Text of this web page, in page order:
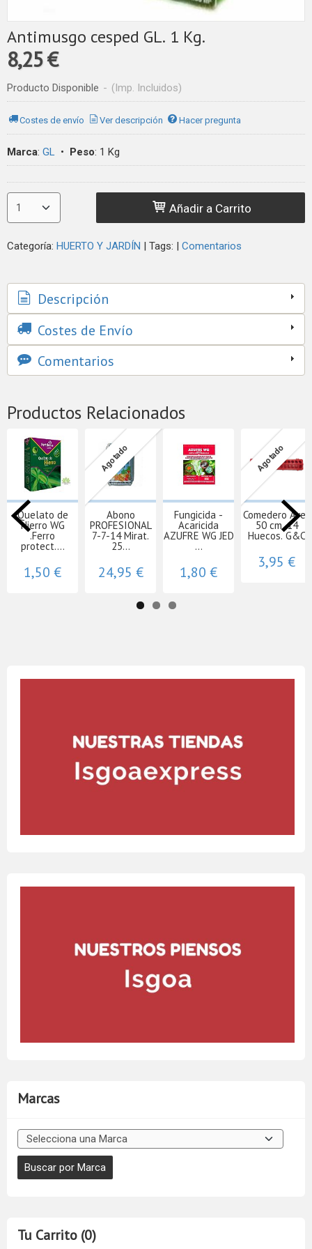
Marcas
Tu Carrito (0)
Antimusgo cesped GL. 1 Kg.
8,25 €
Producto Disponible - (Imp. Incluidos)
Costes de envío Ver descripción Hacer pregunta
Marca: GL • Peso: 1 Kg
Añadir a Carrito
Categoría: HUERTO Y JARDÍN | Tags: | Comentarios
Descripción
Costes de Envío
Comentarios
Productos Relacionados
Quelato de
Hierro WG
.Ferro
protect....
1,50 €
Agotado
Abono
PROFESIONAL
7-7-14 Mirat.
25...
24,95 €
Fungicida -
Acaricida
AZUFRE WG JED
...
1,80 €
Agotado
Comedero Aves
50 cm. 14
Huecos. G&C
3,95 €